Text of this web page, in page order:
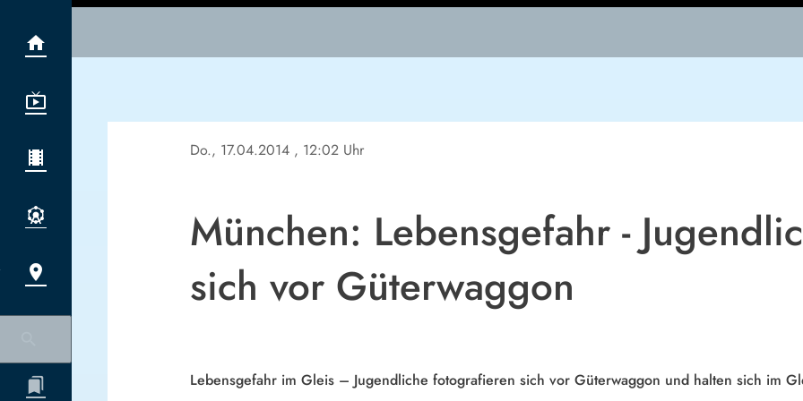
Do., 17.04.2014 , 12:02 Uhr
München: Lebensgefahr -
sich vor Güterwaggon
Lebensgefahr im Gleis – Jugendliche fotografieren sich vor Güterwaggon und halten sich im